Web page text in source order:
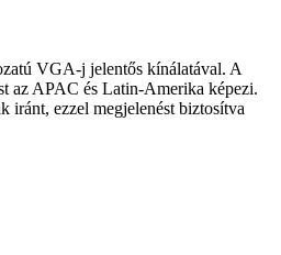
VGA-j jelentős kínálatával. A
az APAC és Latin-Amerika képezi.
iránt, ezzel megjelenést biztosítva